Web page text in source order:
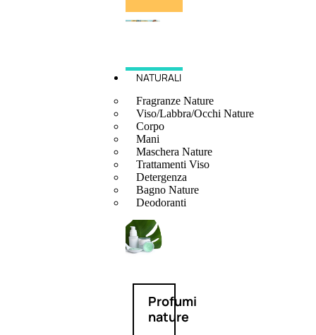
NATURALI
Fragranze Nature
Viso/Labbra/Occhi Nature
Corpo
Mani
Maschera Nature
Trattamenti Viso
Detergenza
Bagno Nature
Deodoranti
Profumi
nature